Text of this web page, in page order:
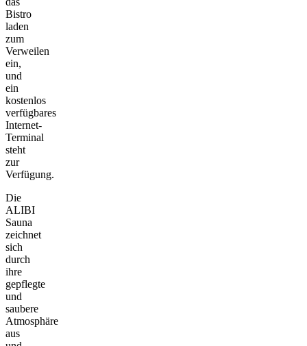
Bistro
laden
zum
Verweilen
ein,
und
ein
kostenlos
verfügbares
Internet-
Terminal
steht
zur
Verfügung.
Die
ALIBI
Sauna
zeichnet
sich
durch
ihre
gepflegte
und
saubere
Atmosphäre
aus